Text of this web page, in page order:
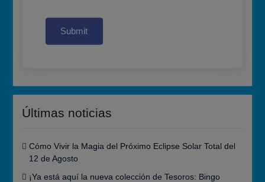
Submit
Últimas noticias
Cómo Vivir la Magia del Próximo Eclipse Solar Total del
12 de Agosto
¡Ya está aquí la nueva colección de Tesoros: Bingo